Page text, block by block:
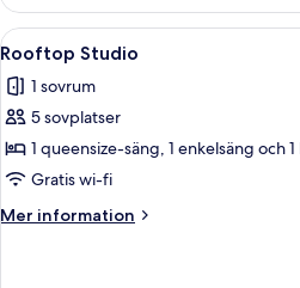
Studio
River
View
Öppna
alla
foton
för
Rooftop
Studio
Ett
15
Rooftop Studio
1 sovrum
5 sovplatser
1 queensize-säng, 1 enkelsäng och
Gratis wi-fi
Mer information
Mer